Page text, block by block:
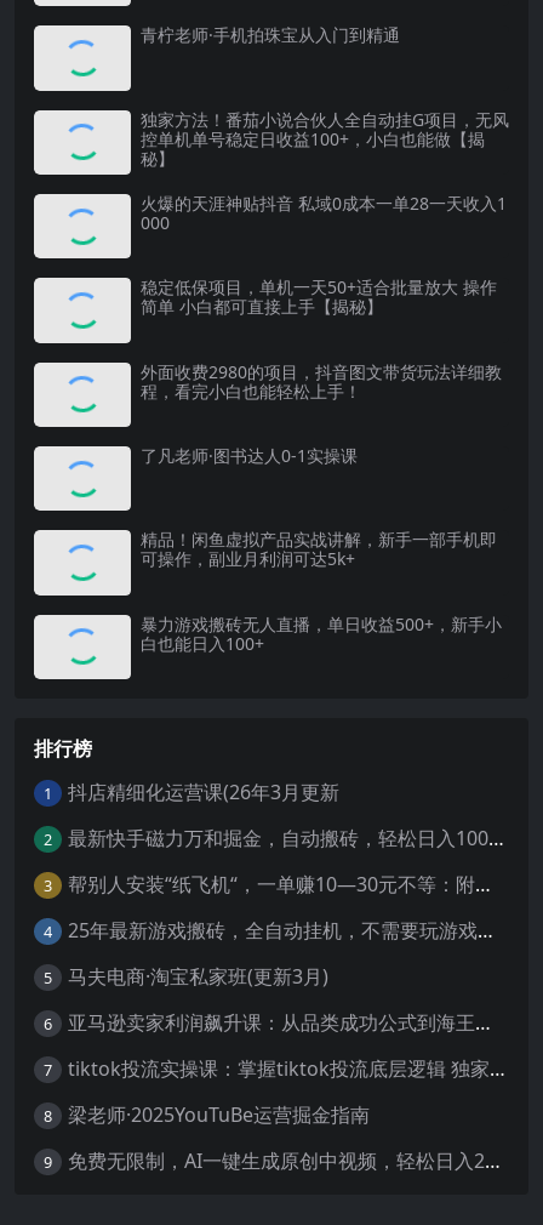
青柠老师·手机拍珠宝从入门到精通
独家方法！番茄小说合伙人全自动挂G项目，无风
控单机单号稳定日收益100+，小白也能做【揭
秘】
火爆的天涯神贴抖音 私域0成本一单28一天收入1
000
稳定低保项目，单机一天50+适合批量放大 操作
简单 小白都可直接上手【揭秘】
外面收费2980的项目，抖音图文带货玩法详细教
程，看完小白也能轻松上手！
了凡老师·图书达人0-1实操课
精品！闲鱼虚拟产品实战讲解，新手一部手机即
可操作，副业月利润可达5k+
暴力游戏搬砖无人直播，单日收益500+，新手小
白也能日入100+
排行榜
1 抖店精细化运营课(26年3月更新
2 最新快手磁力万和掘金，自动搬砖，轻松日入100-200，操作简单
3 帮别人安装“纸飞机“，一单赚10—30元不等：附：免费节点
4 25年最新游戏搬砖，全自动挂机，不需要玩游戏，单手机操作日入300+
5 马夫电商·淘宝私家班(更新3月)
6 亚马逊卖家利润飙升课：从品类成功公式到海王打法，让每个SKU都成爆款一路飙升(更新26年3月
7 tiktok投流实操课：掌握tiktok投流底层逻辑 独家TK投流玩法
8 梁老师·2025YouTuBe运营掘金指南
9 免费无限制，AI一键生成原创中视频，轻松日入2000+，超简单，可矩阵，…